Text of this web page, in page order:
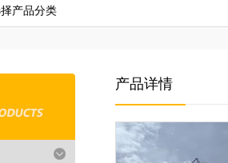
产品分类
产品详情